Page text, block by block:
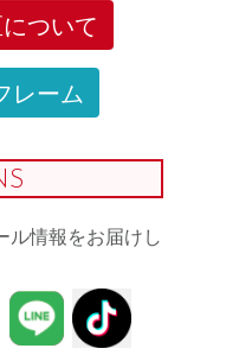
ついて
レーム
ル情報をお届けし